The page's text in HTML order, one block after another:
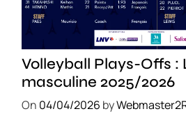
Volleyball Plays-Offs :
masculine 2025/2026
On 04/04/2026 by